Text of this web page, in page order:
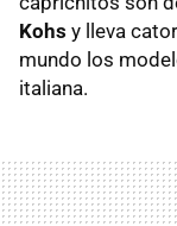
Kohs y lleva
mundo los
italiana.